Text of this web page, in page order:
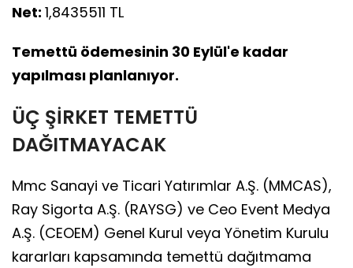
Net: 1,8435511 TL
Temettü ödemesinin 30 Eylül'e kadar
yapılması planlanıyor.
ÜÇ ŞİRKET TEMETTÜ
DAĞITMAYACAK
Mmc Sanayi ve Ticari Yatırımlar A.Ş. (MMCAS),
Ray Sigorta A.Ş. (RAYSG) ve Ceo Event Medya
A.Ş. (CEOEM) Genel Kurul veya Yönetim Kurulu
kararları kapsamında temettü dağıtmama